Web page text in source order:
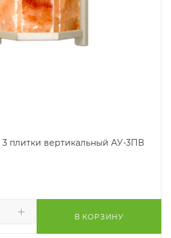
плитки вертикальный АУ-3ПВ
В КОРЗИНУ